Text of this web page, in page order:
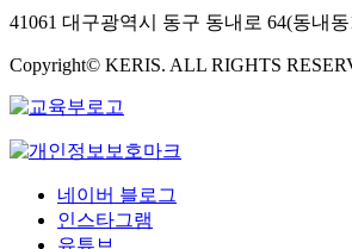
41061 대구광역시 동구 동내로 64(동내
Copyright© KERIS. ALL RIGHTS
네이버 블로그
인스타그램